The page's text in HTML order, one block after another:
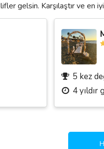
gelsin. Karşılaştır ve en
5 kez
4 yıldır